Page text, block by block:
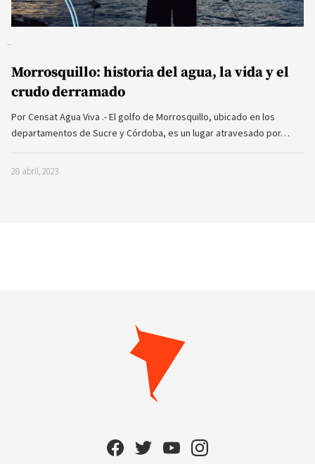
Morrosquillo: historia del agua, la vida y el
crudo derramado
Por Censat Agua Viva .- El golfo de Morrosquillo, ubicado en los
departamentos de Sucre y Córdoba, es un lugar atravesado por…
28 abril, 2023